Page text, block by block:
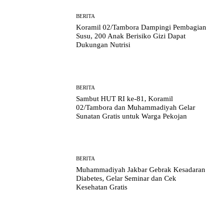
BERITA
Koramil 02/Tambora Dampingi Pembagian
Susu, 200 Anak Berisiko Gizi Dapat
Dukungan Nutrisi
BERITA
Sambut HUT RI ke-81, Koramil
02/Tambora dan Muhammadiyah Gelar
Sunatan Gratis untuk Warga Pekojan
BERITA
Muhammadiyah Jakbar Gebrak Kesadaran
Diabetes, Gelar Seminar dan Cek
Kesehatan Gratis